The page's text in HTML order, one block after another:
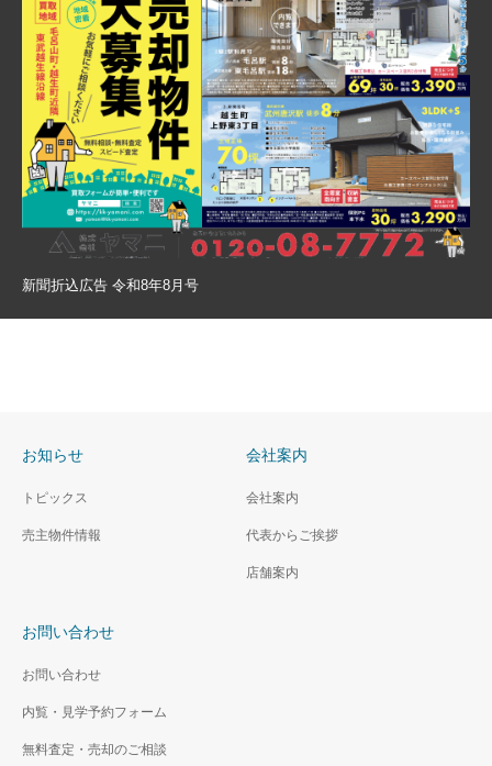
新聞折込広告 令和8年8月号
お知らせ
トピックス
売主物件情報
会社案内
会社案内
代表からご挨拶
店舗案内
お問い合わせ
お問い合わせ
内覧・見学予約フォーム
無料査定・売却のご相談